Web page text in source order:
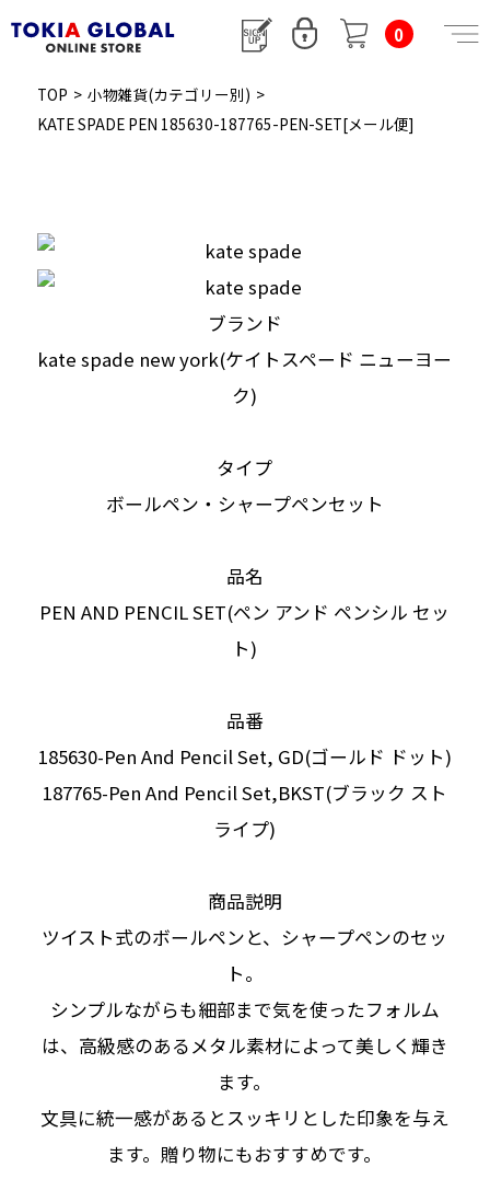
0
TOP > 小物雑貨(カテゴリー別) >
KATE SPADE PEN 185630-187765-PEN-SET[メール便]
ブランド
kate spade new york(ケイトスペード ニューヨー
ク)
タイプ
ボールペン・シャープペンセット
品名
PEN AND PENCIL SET(ペン アンド ペンシル セッ
ト)
品番
185630-Pen And Pencil Set, GD(ゴールド ドット)
187765-Pen And Pencil Set,BKST(ブラック スト
ライプ)
商品説明
ツイスト式のボールペンと、シャープペンのセッ
ト。
シンプルながらも細部まで気を使ったフォルム
は、高級感のあるメタル素材によって美しく輝き
ます。
文具に統一感があるとスッキリとした印象を与え
ます。贈り物にもおすすめです。